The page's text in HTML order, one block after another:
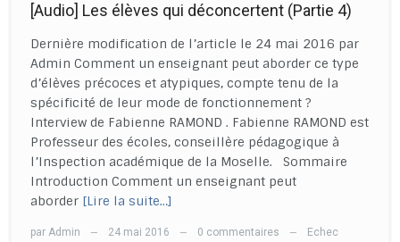
[Audio] Les élèves qui déconcertent (Partie 4)
Dernière modification de l’article le 24 mai 2016 par
Admin Comment un enseignant peut aborder ce type
d’élèves précoces et atypiques, compte tenu de la
spécificité de leur mode de fonctionnement ?
Interview de Fabienne RAMOND . Fabienne RAMOND est
Professeur des écoles, conseillère pédagogique à
l’Inspection académique de la Moselle. Sommaire
Introduction Comment un enseignant peut
aborder [Lire la suite…]
par Admin — 24 mai 2016 — 0 commentaires — Echec